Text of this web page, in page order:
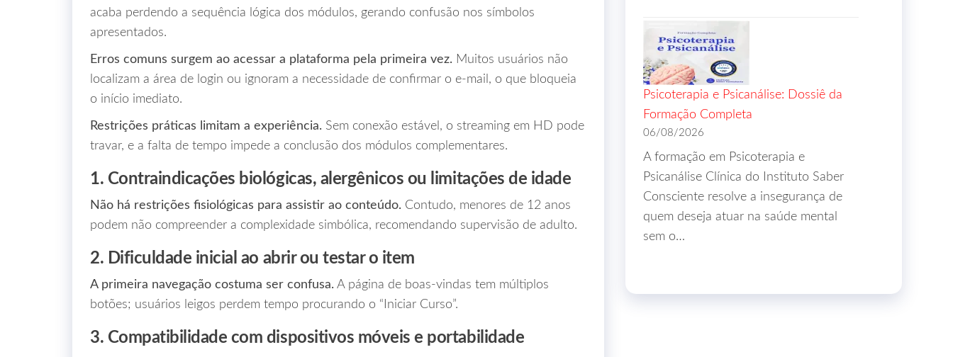
acaba perdendo a sequência lógica dos módulos, gerando confusão nos símbolos
apresentados.
Erros comuns surgem ao acessar a plataforma pela primeira vez. Muitos usuários não
localizam a área de login ou ignoram a necessidade de confirmar o e‑mail, o que bloqueia
o início imediato.
Restrições práticas limitam a experiência. Sem conexão estável, o streaming em HD pode
travar, e a falta de tempo impede a conclusão dos módulos complementares.
1. Contraindicações biológicas, alergênicos ou limitações de idade
Não há restrições fisiológicas para assistir ao conteúdo. Contudo, menores de 12 anos
podem não compreender a complexidade simbólica, recomendando supervisão de adulto.
2. Dificuldade inicial ao abrir ou testar o item
A primeira navegação costuma ser confusa. A página de boas‑vindas tem múltiplos
botões; usuários leigos perdem tempo procurando o “Iniciar Curso”.
3. Compatibilidade com dispositivos móveis e portabilidade
Psicoterapia e Psicanálise: Dossiê da
Formação Completa
06/08/2026
A formação em Psicoterapia e
Psicanálise Clínica do Instituto Saber
Consciente resolve a insegurança de
quem deseja atuar na saúde mental
sem o…